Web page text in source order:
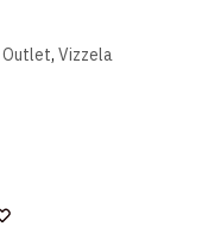
Outlet, Vizzela